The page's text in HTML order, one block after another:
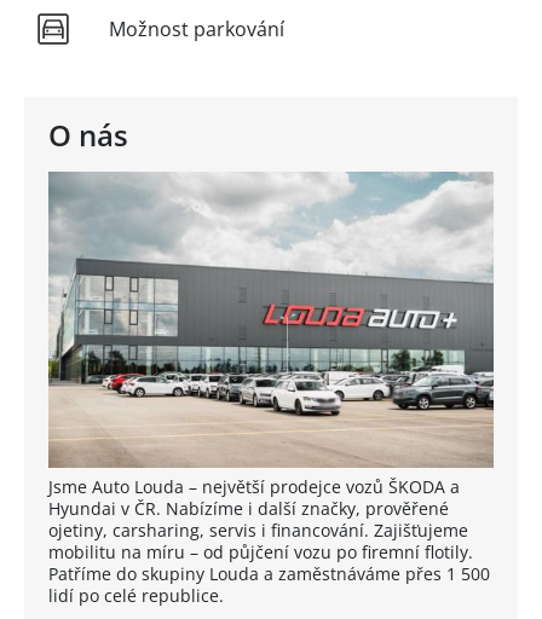
O nás
Jsme Auto Louda – největší prodejce vozů ŠKODA a
Hyundai v ČR. Nabízíme i další značky, prověřené
ojetiny, carsharing, servis i financování. Zajišťujeme
mobilitu na míru – od půjčení vozu po firemní flotily.
Patříme do skupiny Louda a zaměstnáváme přes 1 500
lidí po celé republice.
Možnost parkování